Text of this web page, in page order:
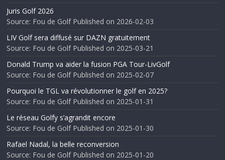
Juris Golf 2026
Source: Fou de Golf Published on 2026-02-03
LIV Golf sera diffusé sur DAZN gratuitement
Source: Fou de Golf Published on 2025-03-21
Donald Trump va aider la fusion PGA Tour-LivGolf
Source: Fou de Golf Published on 2025-02-07
Pourquoi le TGL va révolutionner le golf en 2025?
Source: Fou de Golf Published on 2025-01-31
Le réseau Golfy s’agrandit encore
Source: Fou de Golf Published on 2025-01-30
Rafael Nadal, la belle reconversion
Source: Fou de Golf Published on 2025-01-20